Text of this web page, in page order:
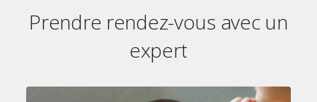
Prendre rendez-vous avec un
expert